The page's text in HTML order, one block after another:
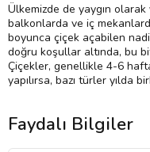
Ülkemizde de yaygın
balkonlarda ve iç
boyunca çiçek açabilen
doğru koşullar altında, bu
Çiçekler, genellikle 4-6
yapılırsa, bazı türler yılda
Faydalı Bilgiler